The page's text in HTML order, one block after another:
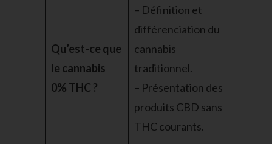
Qu’est-ce que
le cannabis
0% THC ?
– Définition et
différenciation du
cannabis
traditionnel.
– Présentation des
produits CBD sans
THC courants.